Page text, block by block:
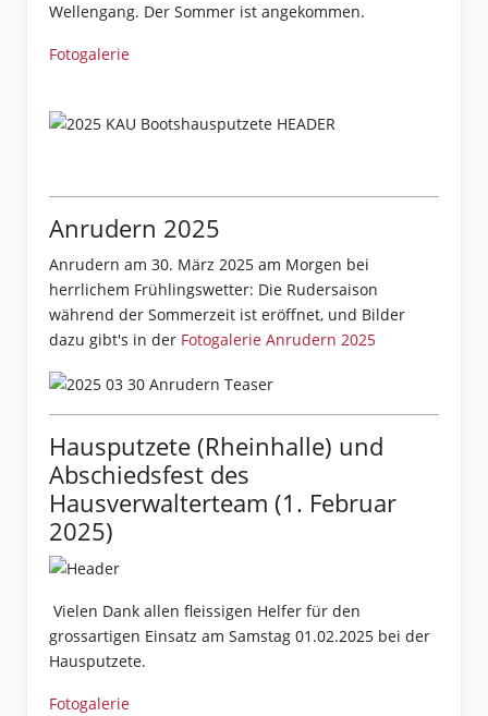
Wellengang. Der Sommer ist angekommen.
Fotogalerie
Anrudern 2025
Anrudern am 30. März 2025 am Morgen bei
herrlichem Frühlingswetter: Die Rudersaison
während der Sommerzeit ist eröffnet, und Bilder
dazu gibt's in der Fotogalerie Anrudern 2025
Hausputzete (Rheinhalle) und
Abschiedsfest des
Hausverwalterteam (1. Februar
2025)
Vielen Dank allen fleissigen Helfer für den
grossartigen Einsatz am Samstag 01.02.2025 bei der
Hausputzete.
Fotogalerie